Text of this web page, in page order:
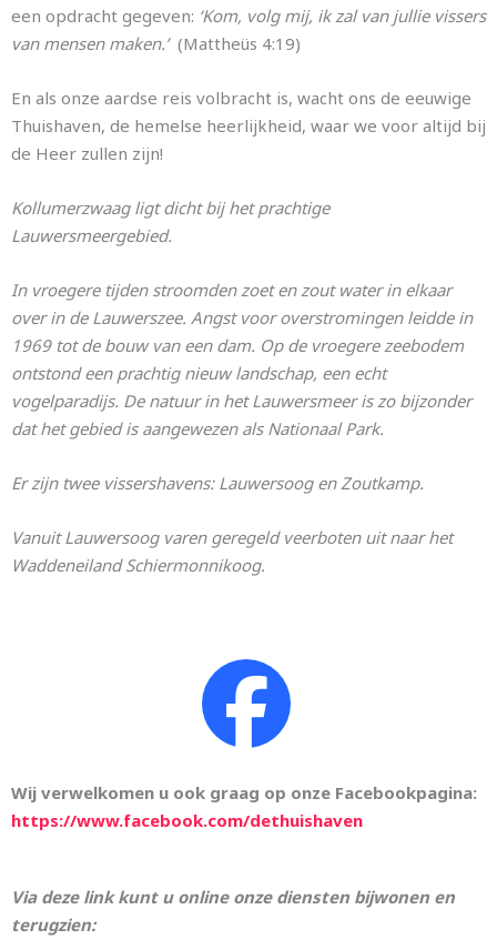
een opdracht gegeven: ‘Kom, volg mij, ik zal van jullie vissers
van mensen maken.’(Mattheüs 4:19)
En als onze aardse reis volbracht is, wacht ons de eeuwige
Thuishaven, de hemelse heerlijkheid, waar we voor altijd bij
de Heer zullen zijn!
Kollumerzwaag ligt dicht bij het prachtige
Lauwersmeergebied.
In vroegere tijden stroomden zoet en zout water in elkaar
over in de Lauwerszee. Angst voor overstromingen leidde in
1969 tot de bouw van een dam. Op de vroegere zeebodem
ontstond een prachtig nieuw landschap, een echt
vogelparadijs. De natuur in het Lauwersmeer is zo bijzonder
dat het gebied is aangewezen als Nationaal Park.
Er zijn twee vissershavens: Lauwersoog en Zoutkamp.
Vanuit Lauwersoog varen geregeld veerboten uit naar het
Waddeneiland Schiermonnikoog.
Wij verwelkomen u ook graag op onze Facebookpagina:
https://www.facebook.com/dethuishaven
Via deze link kunt u online onze diensten bijwonen en
terugzien: